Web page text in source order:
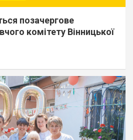
позачергове
комітету Вінницької